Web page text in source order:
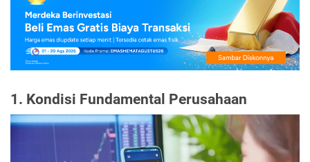
1. Kondisi Fundamental Perusahaan